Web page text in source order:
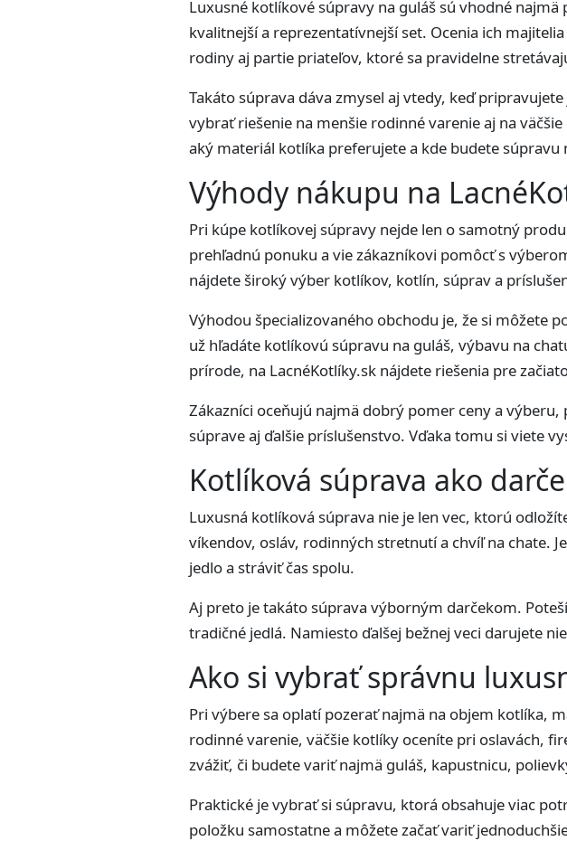
Luxusné kotlíkové súpravy na guláš sú vhodné
kvalitnejší a reprezentatívnejší set. Ocenia ich
rodiny aj partie priateľov, ktoré sa pravidelne
Takáto súprava dáva zmysel aj vtedy, keď
vybrať riešenie na menšie rodinné varenie aj na
aký materiál kotlíka preferujete a kde budete súpravu
Výhody nákupu na
Pri kúpe kotlíkovej súpravy nejde len o samotný
prehľadnú ponuku a vie zákazníkovi pomôcť s
nájdete široký výber kotlíkov, kotlín, súprav a
Výhodou špecializovaného obchodu je, že si môžete
už hľadáte kotlíkovú súpravu na guláš, výbavu na
prírode, na LacnéKotlíky.sk nájdete riešenia pre
Zákazníci oceňujú najmä dobrý pomer ceny a
súprave aj ďalšie príslušenstvo. Vďaka tomu si viete
Kotlíková súprava ako
Luxusná kotlíková súprava nie je len vec, ktorú
víkendov, osláv, rodinných stretnutí a chvíľ na chate.
jedlo a stráviť čas spolu.
Aj preto je takáto súprava výborným darčekom.
tradičné jedlá. Namiesto ďalšej bežnej veci darujete
Ako si vybrať správnu
Pri výbere sa oplatí pozerať najmä na objem kotlíka,
rodinné varenie, väčšie kotlíky oceníte pri oslavách,
zvážiť, či budete variť najmä guláš, kapustnicu,
Praktické je vybrať si súpravu, ktorá obsahuje viac
položku samostatne a môžete začať variť